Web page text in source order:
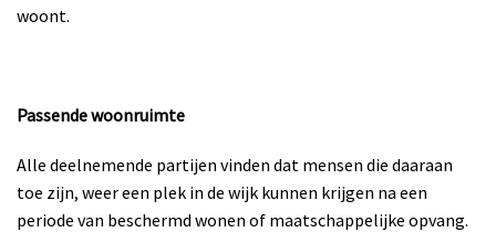
woont.
Passende woonruimte
Alle deelnemende partijen vinden dat mensen die daaraan
toe zijn, weer een plek in de wijk kunnen krijgen na een
periode van beschermd wonen of maatschappelijke opvang.